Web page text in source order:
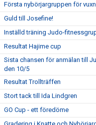
Första nybörjargruppen för
Guld till Josefine!
Inställd träning Judo-
Resultat Hajime cup
Sista chansen för anmälan till
den 10/5
Resultat Trollträffen
Stort tack till Ida Lindgren
GO Cup - ett föredöme